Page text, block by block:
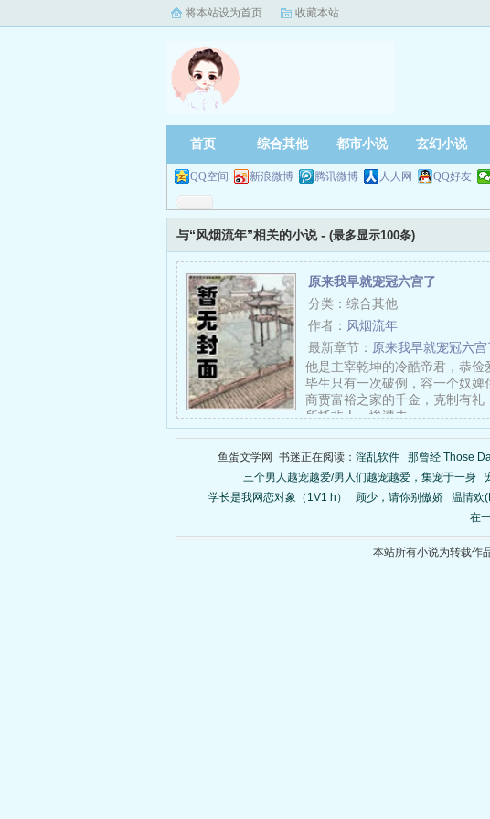
将本站设为首页 收藏本站
首页 综合其他 都市小说 玄幻小说
QQ空间 新浪微博 腾讯微博 人人网 QQ好友
与“风烟流年”相关的小说 - (最多显示100条)
原来我早就宠冠六宫了
分类：综合其他
作者： 风烟流年
最新章节： 原来我早就宠冠六
他是主宰乾坤的冷酷帝君，恭俭
毕生只有一次破例，容一个奴婢
商贾富裕之家的千金，克制有礼
所托非人，惨遭未……
鱼蛋文学网_书迷正在阅读： 淫乱软件 那曾经 Those
三个男人越宠越爱/男人们越宠越爱，集宠于一身
学长是我网恋对象（1V1 h）
顾少，请你别傲娇 温情欢
在
本站所有小说为转载作